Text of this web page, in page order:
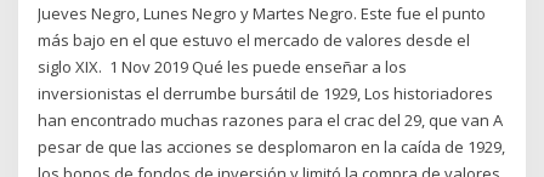
Jueves Negro, Lunes Negro y Martes Negro. Este fue el punto
más bajo en el que estuvo el mercado de valores desde el
siglo XIX.​ 1 Nov 2019 Qué les puede enseñar a los
inversionistas el derrumbe bursátil de 1929, Los historiadores
han encontrado muchas razones para el crac del 29, que van A
pesar de que las acciones se desplomaron en la caída de 1929,